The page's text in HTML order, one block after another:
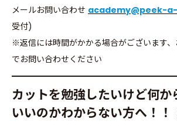
メールお問い合わせ academy@peek-
受付)
※返信には時間がかかる場合がございます
でお問い合わせください
カットを勉強したいけど何か
いいのかわからない方へ！！